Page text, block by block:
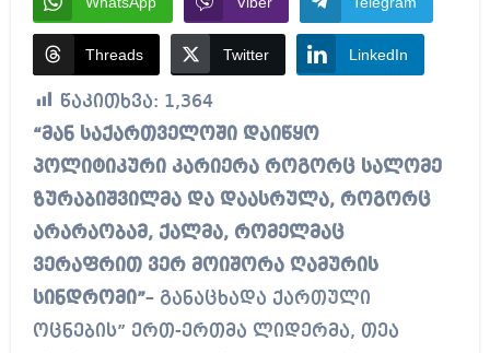
Threads Twitter LinkedIn
წაკითხვა: 1,364
“მან საქართველოში დაიწყო
პოლიტიკური კარიერა როგორც სალომე
ზურაბიშვილმა და დაასრულა, როგორც
არარაობამ, ქალმა, რომელმაც
ვერაფრით ვერ მოიშორა ღამურის
სინდრომი”– განაცხადა ქართული
ოცნების” ერთ-ერთმა ლიდერმა, თეა